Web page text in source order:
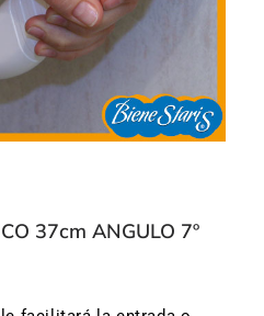
37cm ANGULO 7º